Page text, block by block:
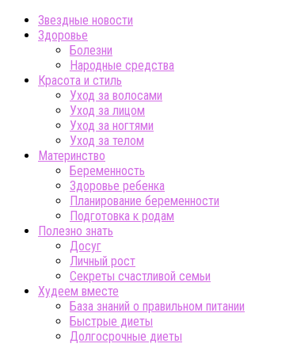
Звездные новости
Здоровье
Болезни
Народные средства
Красота и стиль
Уход за волосами
Уход за лицом
Уход за ногтями
Уход за телом
Материнство
Беременность
Здоровье ребенка
Планирование беременности
Подготовка к родам
Полезно знать
Досуг
Личный рост
Секреты счастливой семьи
Худеем вместе
База знаний о правильном питании
Быстрые диеты
Долгосрочные диеты